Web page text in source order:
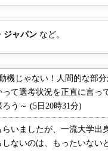
ジャパン など。
じゃない！人間的な部
て選考状況を正直に言
う～ (5日20時31分)
いましたが、一流大学出
ないのは、もったいな